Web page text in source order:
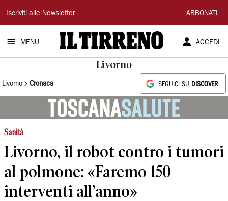
Il
Tirreno
Iscriviti alle Newsletter ABBONATI
MENU ACCEDI
Livorno
Livorno Cronaca SEGUICI SU DISCOVER
Sanità
Livorno, il robot contro i tumori
al polmone: «Faremo 150
interventi all’anno»